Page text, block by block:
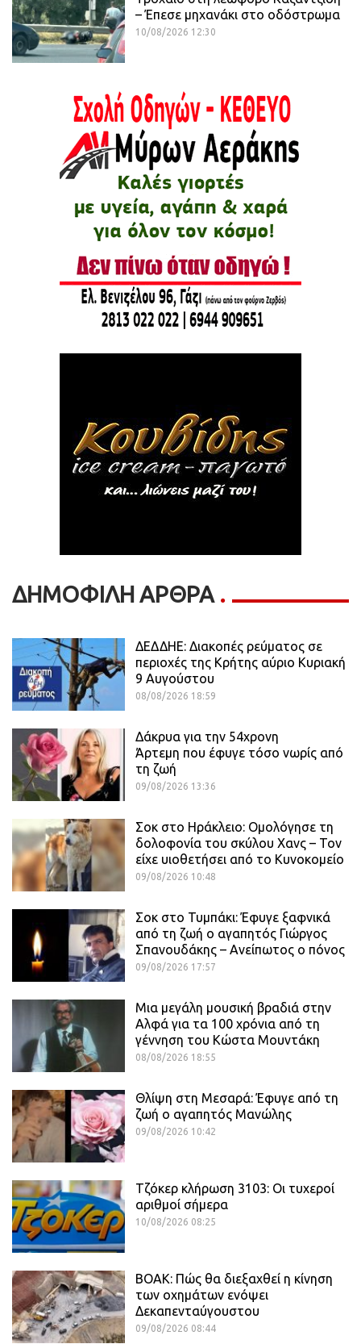
– Έπεσε μηχανάκι στο οδόστρωμα
10/08/2026 12:30
ΔΗΜΟΦΙΛΗ ΑΡΘΡΑ
ΔΕΔΔΗΕ: Διακοπές ρεύματος σε
περιοχές της Κρήτης αύριο Κυριακή
9 Αυγούστου
08/08/2026 18:59
Δάκρυα για την 54χρονη
Άρτεμη που έφυγε τόσο νωρίς από
τη ζωή
09/08/2026 13:36
Σοκ στο Ηράκλειο: Ομολόγησε τη
δολοφονία του σκύλου Χανς – Τον
είχε υιοθετήσει από το Κυνοκομείο
09/08/2026 10:48
Σοκ στο Τυμπάκι: Έφυγε ξαφνικά
από τη ζωή ο αγαπητός Γιώργος
Σπανουδάκης – Ανείπωτος ο πόνος
09/08/2026 17:57
Μια μεγάλη μουσική βραδιά στην
Αλφά για τα 100 χρόνια από τη
γέννηση του Κώστα Μουντάκη
08/08/2026 18:55
Θλίψη στη Μεσαρά: Έφυγε από τη
ζωή ο αγαπητός Μανώλης
09/08/2026 10:42
Τζόκερ κλήρωση 3103: Οι τυχεροί
αριθμοί σήμερα
10/08/2026 08:25
ΒΟΑΚ: Πώς θα διεξαχθεί η κίνηση
των οχημάτων ενόψει
Δεκαπενταύγουστου
09/08/2026 08:44